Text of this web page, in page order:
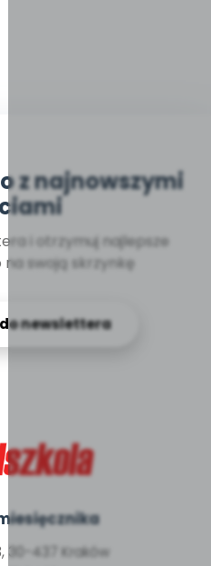
z najnowszymi
i otrzymuj najlepsze
swoją skrzynkę
newslettera
30-437 Kraków